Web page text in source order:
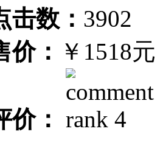
击数： 3902
价： ￥1518元
价：